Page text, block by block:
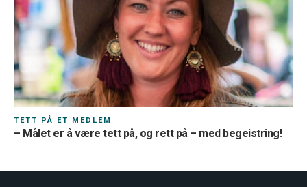
TETT PÅ ET MEDLEM
– Målet er å være tett på, og rett på – med begeistring!